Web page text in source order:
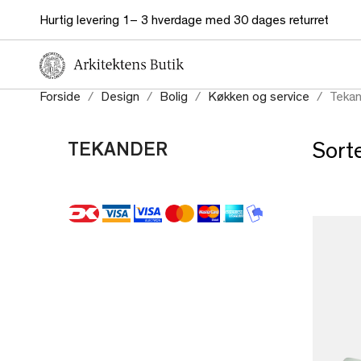
Hurtig levering 1– 3 hverdage med 30 dages returret
Forside Design Bolig Køkken og service
TEKANDER